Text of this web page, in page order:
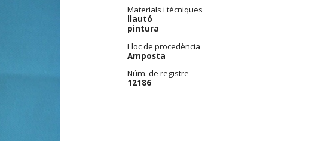
Materials i tècniques
llautó
pintura
Lloc de procedència
Amposta
Núm. de registre
12186